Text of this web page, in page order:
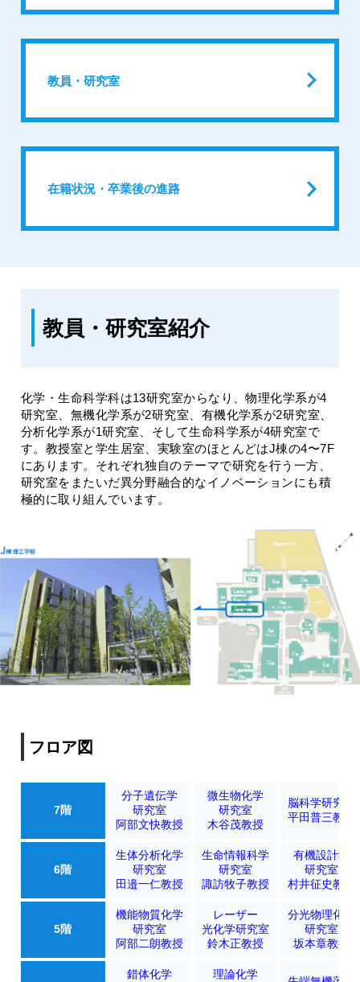
教員・研究室
在籍状況・卒業後の進路
教員・研究室紹介
化学・生命科学科は13研究室からなり、物理化学系が4
研究室、無機化学系が2研究室、有機化学系が2研究室、
分析化学系が1研究室、そして生命科学系が4研究室で
す。教授室と学生居室、実験室のほとんどはJ棟の4〜7F
にあります。それぞれ独自のテーマで研究を行う一方、
研究室をまたいだ異分野融合的なイノベーションにも積
極的に取り組んでいます。
フロア図
7階
分子遺伝学
研究室
阿部文快教授
微生物化学
研究室
木谷茂教授
脳科学研究室
平田普三教授
6階
生体分析化学
研究室
田邉一仁教授
生命情報科学
研究室
諏訪牧子教授
有機設計学
研究室
村井征史教授
5階
機能物質化学
研究室
阿部二朗教授
レーザー
光化学研究室
鈴木正教授
分光物理化学
研究室
坂本章教授
錯体化学 理論化学